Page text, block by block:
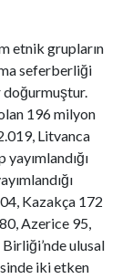
etnik grupların
seferberliği
doğurmuştur.
196 milyon
Litvanca
Kazakça 172
Azerice 95,
ulusal
iki etken